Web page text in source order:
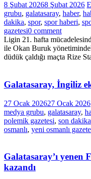
8 Şubat 20268 Şubat 2026
grubu, galatasaray, haber,
dakika, spor, spor haberi,
gazetesi0 comment
Ligin 21. hafta
ile Okan Buruk
düdük çaldığı maçta Rize
Galatasaray, İngiliz
27 Ocak 202627 Ocak 2026
medya grubu, galatasaray,
polemik gazetesi, son dakika
osmanlı, yeni osmanlı
Galatasaray’ı yenen
kazandı